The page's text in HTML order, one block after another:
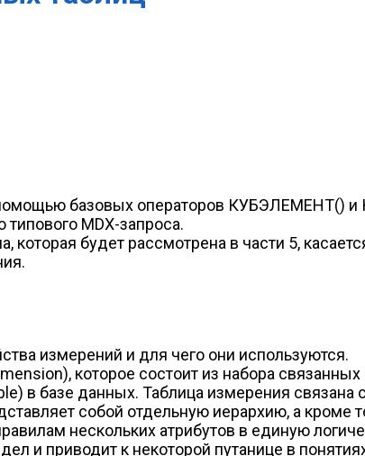
базовых операторов КУБЭЛЕМЕНТ()
MDX-запроса.
будет рассмотрена в части 5,
измерений и для чего они используются.
которое состоит из набора
в базе данных. Таблица измерения связана
собой отдельную иерархию, а кроме
нескольких атрибутов в единую
и приводит к некоторой путанице в